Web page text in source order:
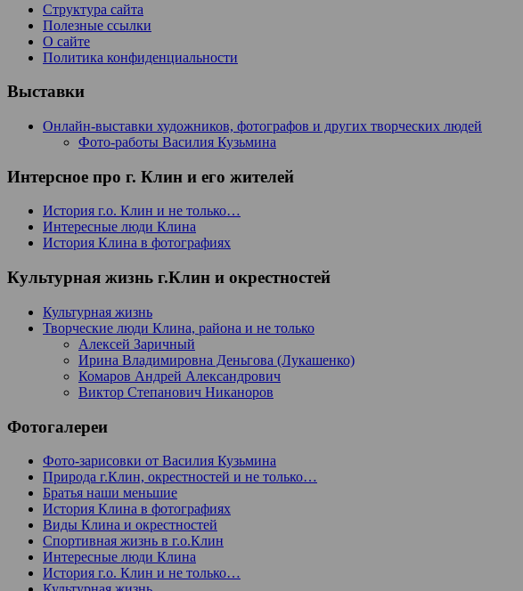
Структура сайта
Полезные ссылки
О сайте
Политика конфиденциальности
Выставки
Онлайн-выставки художников, фотографов и других творческих людей
Фото-работы Василия Кузьмина
Интерсное про г. Клин и его жителей
История г.о. Клин и не только…
Интересные люди Клина
История Клина в фотографиях
Культурная жизнь г.Клин и окрестностей
Культурная жизнь
Творческие люди Клина, района и не только
Алексей Заричный
Ирина Владимировна Деньгова (Лукашенко)
Комаров Андрей Александрович
Виктор Степанович Никаноров
Фотогалереи
Фото-зарисовки от Василия Кузьмина
Природа г.Клин, окрестностей и не только…
Братья наши меньшие
История Клина в фотографиях
Виды Клина и окрестностей
Спортивная жизнь в г.о.Клин
Интересные люди Клина
История г.о. Клин и не только…